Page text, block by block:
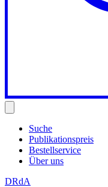
Suche
Publikationspreis
Bestellservice
Über uns
DRdA